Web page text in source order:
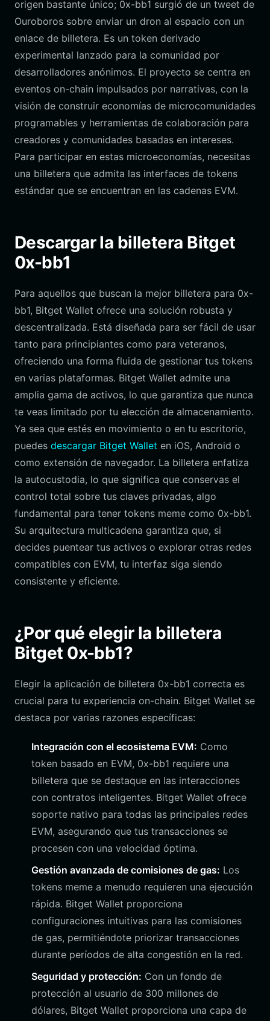
origen bastante único; 0x-bb1 surgió de un tweet de
Ouroboros sobre enviar un dron al espacio con un
enlace de billetera. Es un token derivado
experimental lanzado para la comunidad por
desarrolladores anónimos. El proyecto se centra en
eventos on-chain impulsados por narrativas, con la
visión de construir economías de microcomunidades
programables y herramientas de colaboración para
creadores y comunidades basadas en intereses.
Para participar en estas microeconomías, necesitas
una billetera que admita las interfaces de tokens
estándar que se encuentran en las cadenas EVM.
Descargar la billetera Bitget
0x-bb1
Para aquellos que buscan la mejor billetera para 0x-
bb1, Bitget Wallet ofrece una solución robusta y
descentralizada. Está diseñada para ser fácil de usar
tanto para principiantes como para veteranos,
ofreciendo una forma fluida de gestionar tus tokens
en varias plataformas. Bitget Wallet admite una
amplia gama de activos, lo que garantiza que nunca
te veas limitado por tu elección de almacenamiento.
Ya sea que estés en movimiento o en tu escritorio,
puedes descargar Bitget Wallet en iOS, Android o
como extensión de navegador. La billetera enfatiza
la autocustodia, lo que significa que conservas el
control total sobre tus claves privadas, algo
fundamental para tener tokens meme como 0x-bb1.
Su arquitectura multicadena garantiza que, si
decides puentear tus activos o explorar otras redes
compatibles con EVM, tu interfaz siga siendo
consistente y eficiente.
¿Por qué elegir la billetera
Bitget 0x-bb1?
Elegir la aplicación de billetera 0x-bb1 correcta es
crucial para tu experiencia on-chain. Bitget Wallet se
destaca por varias razones específicas:
Integración con el ecosistema EVM: Como
token basado en EVM, 0x-bb1 requiere una
billetera que se destaque en las interacciones
con contratos inteligentes. Bitget Wallet ofrece
soporte nativo para todas las principales redes
EVM, asegurando que tus transacciones se
procesen con una velocidad óptima.
Gestión avanzada de comisiones de gas: Los
tokens meme a menudo requieren una ejecución
rápida. Bitget Wallet proporciona
configuraciones intuitivas para las comisiones
de gas, permitiéndote priorizar transacciones
durante períodos de alta congestión en la red.
Seguridad y protección: Con un fondo de
protección al usuario de 300 millones de
dólares, Bitget Wallet proporciona una capa de